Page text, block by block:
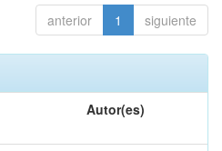
anterior 1 siguiente
Autor(es)